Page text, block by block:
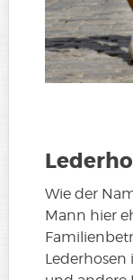
Wie der
Mann hier
Lederhosen